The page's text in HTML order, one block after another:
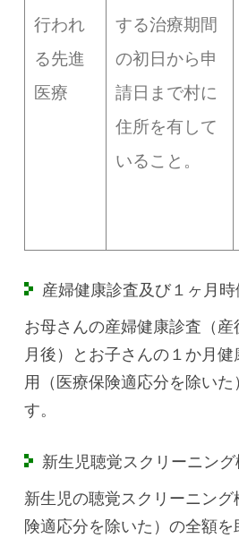
行われ
る先進
医療
する治療期間
の初日から申
請日まで村に
住所を有して
いること。
産婦健康診査及び１ヶ月
お母さんの産婦健康診査（産
月後）とお子さんの１か月
用（医療保険適応分を除いた
す。
新生児聴覚スクリーニン
新生児の聴覚スクリーニン
険適応分を除いた）の全額を